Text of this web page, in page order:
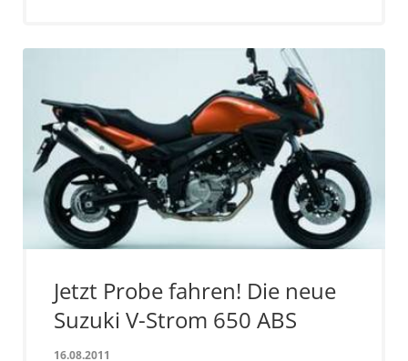
Jetzt Probe fahren! Die neue
Suzuki V-Strom 650 ABS
16.08.2011